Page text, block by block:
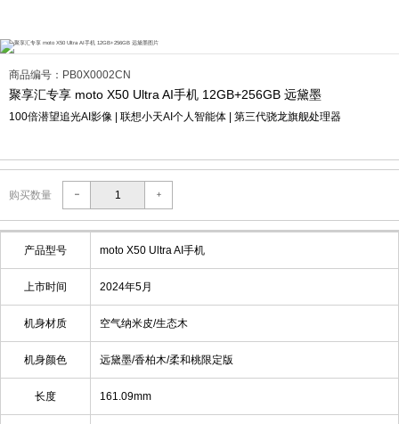
商品编号：PB0X0002CN
聚享汇专享 moto X50 Ultra AI手机 12GB+256GB 远黛墨
100倍潜望追光AI影像 | 联想小天AI个人智能体 | 第三代骁龙旗舰处理器
购买数量
产品型号 moto X50 Ultra AI手机
上市时间 2024年5月
机身材质 空气纳米皮/生态木
机身颜色 远黛墨/香柏木/柔和桃限定版
长度 161.09mm